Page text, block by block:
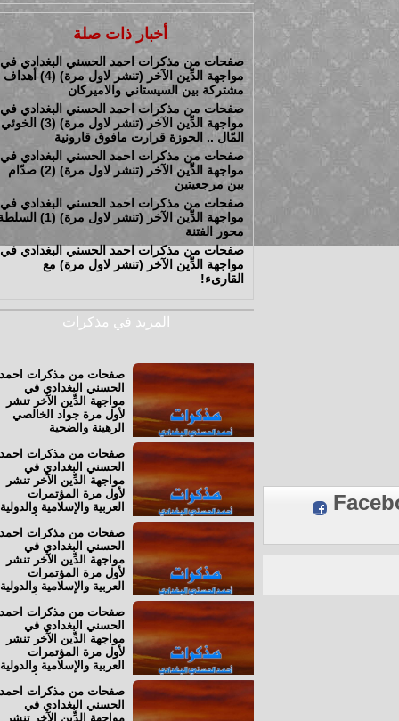
أخبار ذات صلة
صفحات من مذكرات احمد الحسني البغدادي في
مواجهة الدِّين الآخر (تنشر لاول مرة) (4) أهداف
مشتركة بين السيستاني والاميركان
صفحات من مذكرات احمد الحسني البغدادي في
مواجهة الدِّين الآخر (تنشر لاول مرة) (3) الخوئي
المّال .. الحوزة قرارت مافوق قارونية
صفحات من مذكرات احمد الحسني البغدادي في
مواجهة الدِّين الآخر (تنشر لاول مرة) (2) صدّام
بين مرجعيتين
صفحات من مذكرات احمد الحسني البغدادي في
مواجهة الدِّين الآخر (تنشر لاول مرة) (1) السلطة
محور الفتنة
صفحات من مذكرات احمد الحسني البغدادي في
مواجهة الدِّين الآخر (تنشر لاول مرة) مع
القارىء!
المزيد في مذكرات
صفحات من مذكرات احمد
الحسني البغدادي في
مواجهة الدِّين الآخر تنشر
لأول مرة جواد الخالصي
الرهينة والضحية
صفحات من مذكرات احمد
الحسني البغدادي في
مواجهة الدِّين الآخر تنشر
لأول مرة المؤتمرات
العربية والإسلامية والدولية
رفض.. حضور.. مواقف
(20) المـؤتمر القومي –
الإسلامي
صفحات من مذكرات احمد
الحسني البغدادي في
مواجهة الدِّين الآخر تنشر
لأول مرة المؤتمرات
العربية والإسلامية والدولية
رفض.. حضور.. مواقف
(19) المؤتمر الوطني
العراقيّ للتحرير
والديمقراطيّة
صفحات من مذكرات احمد
الحسني البغدادي في
مواجهة الدِّين الآخر تنشر
لأول مرة المؤتمرات
العربية والإسلامية والدولية
رفض.. حضور.. مواقف
(18) الملتقى العَرَبيِّ
الدولي لحق العودة
صفحات من مذكرات احمد
الحسني البغدادي في
مواجهة الدِّين الآخر تنشر